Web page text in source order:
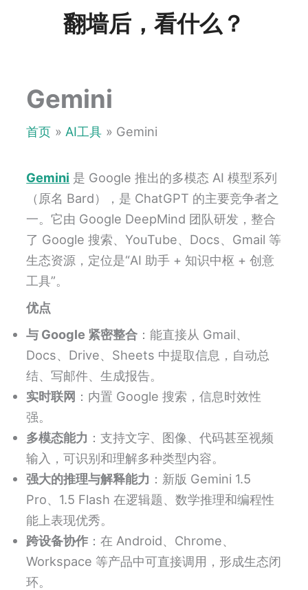
翻墙后，看什么？
Gemini
首页 AI工具 Gemini
Gemini 是 Google 推出的多模态 AI 模型系列
（原名 Bard），是 ChatGPT 的主要竞争者之
一。它由 Google DeepMind 团队研发，整合
了 Google 搜索、YouTube、Docs、Gmail 等
生态资源，定位是“AI 助手 + 知识中枢 + 创意
工具”。
优点
与 Google 紧密整合 ：能直接从 Gmail、
Docs、Drive、Sheets 中提取信息，自动总
结、写邮件、生成报告。
实时联网 ：内置 Google 搜索，信息时效性
强。
多模态能力 ：支持文字、图像、代码甚至视频
输入，可识别和理解多种类型内容。
强大的推理与解释能力 ：新版 Gemini 1.5
Pro、1.5 Flash 在逻辑题、数学推理和编程性
能上表现优秀。
跨设备协作 ：在 Android、Chrome、
Workspace 等产品中可直接调用，形成生态闭
环。